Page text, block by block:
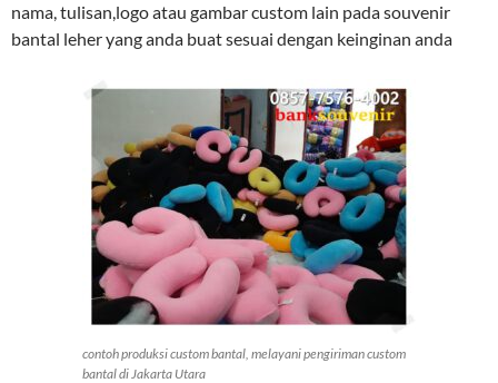
nama, tulisan,logo atau gambar custom lain pada souvenir
bantal leher yang anda buat sesuai dengan keinginan anda
contoh produksi custom bantal, melayani pengiriman custom
bantal di Jakarta Utara